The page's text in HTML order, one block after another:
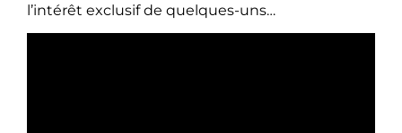
l’intérêt exclusif de quelques-uns…